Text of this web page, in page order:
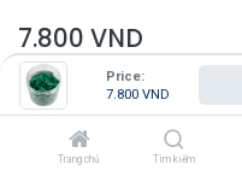
Price:
7.800 VND
Trang chủ Tìm kiếm
7.800 VND